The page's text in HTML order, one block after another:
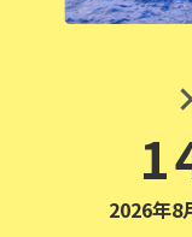
2026年8